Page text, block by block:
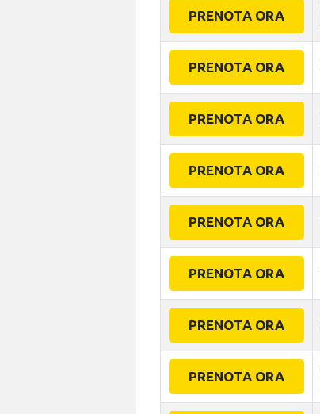
PRENOTA ORA
PRENOTA ORA
PRENOTA ORA
PRENOTA ORA
PRENOTA ORA
PRENOTA ORA
PRENOTA ORA
PRENOTA ORA